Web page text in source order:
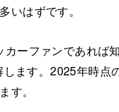
いはずです。
ーファンであれば
ます。2025年時点
す。